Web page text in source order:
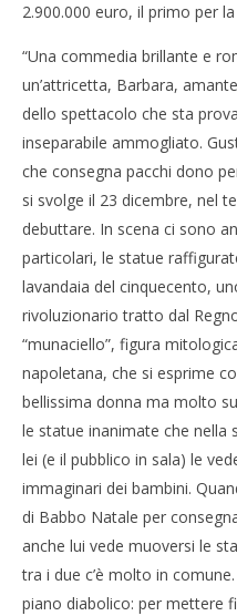
NOW
L’astice al veleno
28/10/2011
2.900.000 euro, il primo per
“Una commedia brillante e
un’attricetta, Barbara,
dello spettacolo che sta
inseparabile ammogliato.
che consegna pacchi dono
si svolge il 23 dicembre, nel
debuttare. In scena ci sono
particolari, le statue
lavandaia del cinquecento,
rivoluzionario tratto dal
“munaciello”, figura
napoletana, che si esprime
bellissima donna ma molto
le statue inanimate che nella
lei (e il pubblico in sala) le
immaginari dei bambini.
di Babbo Natale per
anche lui vede muoversi le
tra i due c’è molto in
piano diabolico: per mettere